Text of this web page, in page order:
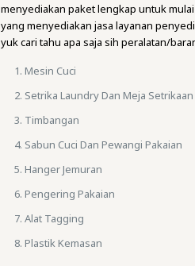
menyediakan paket lengkap untuk
yang menyediakan jasa layanan
yuk cari tahu apa saja sih peralatan/
Mesin Cuci
Setrika Laundry Dan Meja Setrikaan
Timbangan
Sabun Cuci Dan Pewangi Pakaian
Hanger Jemuran
Pengering Pakaian
Alat Tagging
Plastik Kemasan